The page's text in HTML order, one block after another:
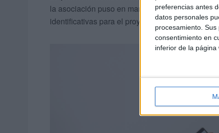
preferencias antes
datos personales
procesamiento.
consentimiento en
inferior de la página
la asociación puso en marcha una campaña
identificativas para el proyecto'Llama a casa